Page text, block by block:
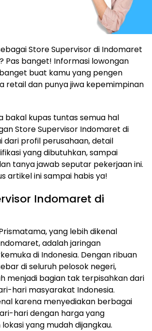
Store Supervisor di Indomaret
Pas banget! Informasi lowongan
buat kamu yang pengen
retail dan punya jiwa kepemimpinan
bakal kupas tuntas semua hal
Store Supervisor Indomaret di
dari profil perusahaan, detail
yang dibutuhkan, sampai
tanya jawab seputar pekerjaan ini.
artikel ini sampai habis ya!
Indomaret di
yang lebih dikenal
adalah jaringan
di Indonesia. Dengan ribuan
di seluruh pelosok negeri,
menjadi bagian tak terpisahkan dari
hari masyarakat Indonesia.
karena menyediakan berbagai
hari dengan harga yang
yang mudah dijangkau.